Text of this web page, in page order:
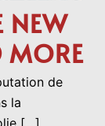
NEW
de
la
[…]